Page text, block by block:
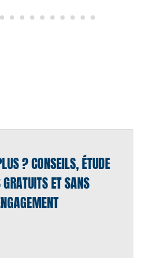
? CONSEILS, ÉTUDE
ET SANS